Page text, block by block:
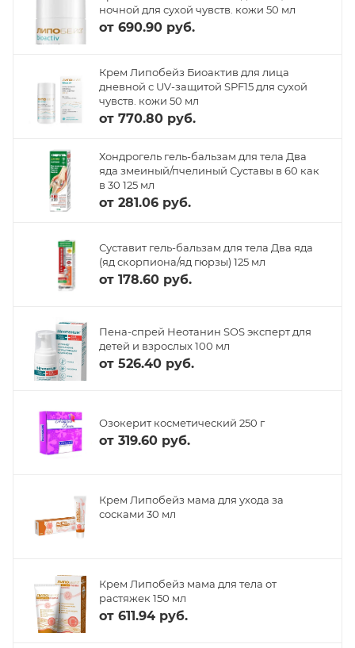
ночной для сухой чувств. кожи 50 мл
от 690.90 руб.
Крем Липобейз Биоактив для лица
дневной с UV-защитой SPF15 для сухой
чувств. кожи 50 мл
от 770.80 руб.
Хондрогель гель-бальзам для тела Два
яда змеиный/пчелиный Суставы в 60 как
в 30 125 мл
от 281.06 руб.
Суставит гель-бальзам для тела Два яда
(яд скорпиона/яд гюрзы) 125 мл
от 178.60 руб.
Пена-спрей Неотанин SOS эксперт для
детей и взрослых 100 мл
от 526.40 руб.
Озокерит косметический 250 г
от 319.60 руб.
Крем Липобейз мама для ухода за
сосками 30 мл
Крем Липобейз мама для тела от
растяжек 150 мл
от 611.94 руб.